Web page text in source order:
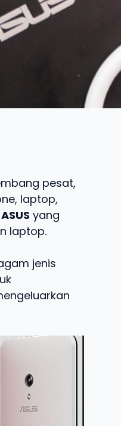
pesat,
laptop,
ASUS yang
laptop.
jenis